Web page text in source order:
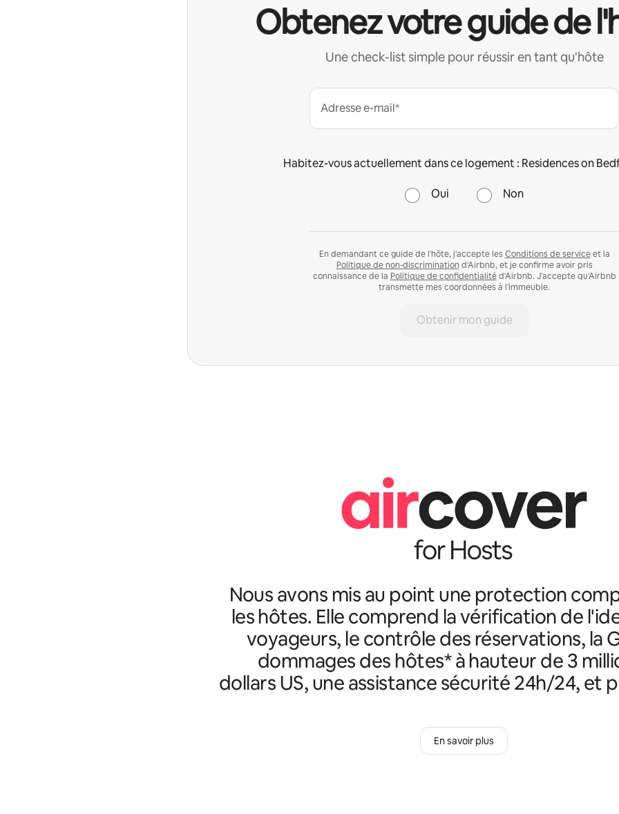
Obtenez votre guide de
Une check-list simple pour réussir en tant qu'hôte
Adresse e-mail*
Habitez-vous actuellement dans ce logement : Residences on
Oui Non
En demandant ce guide de l'hôte, j'accepte les Conditions de serviceet la
Politique de non-discrimination d'Airbnb, et je confirme avoir pris
connaissance de la Politique de confidentialitéd'Airbnb. J'accepte qu'Airbnb
transmette mes coordonnées à l'immeuble.
Obtenir mon guide
Nous avons mis au point une protection
les hôtes. Elle comprend la vérification de
voyageurs, le contrôle des réservations, la
dommages des hôtes* à hauteur de 3
dollars US, une assistance sécurité 24h/24, et
En savoir plus